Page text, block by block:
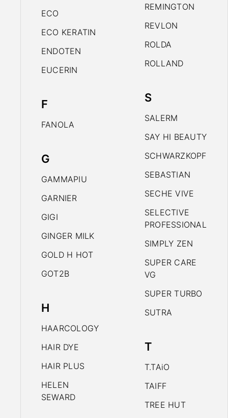
ECO
ECO KERATIN
ENDOTEN
EUCERIN
F
FANOLA
G
GAMMAPIU
GARNIER
GIGI
GINGER MILK
GOLD H HOT
GOT2B
H
HAARCOLOGY
HAIR DYE
HAIR PLUS
HELEN
SEWARD
REMINGTON
REVLON
ROLDA
ROLLAND
S
SALERM
SAY HI BEAUTY
SCHWARZKOPF
SEBASTIAN
SECHE VIVE
SELECTIVE
PROFESSIONAL
SIMPLY ZEN
SUPER CARE
VG
SUPER TURBO
SUTRA
T
T.TAiO
TAIFF
TREE HUT